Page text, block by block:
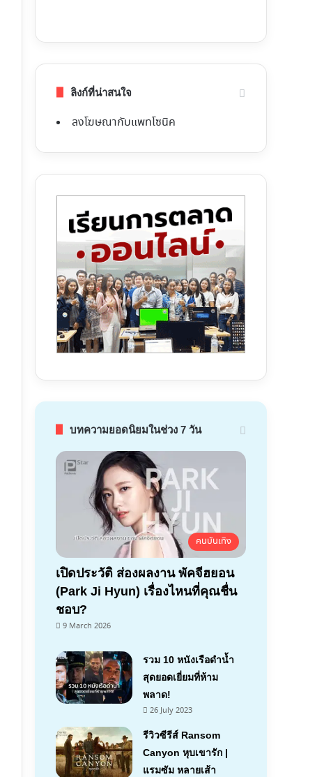
ลิงก์ที่น่าสนใจ
ลงโฆษณากับแพทโซนิค
บทความยอดนิยมในช่วง 7 วัน
คนบันเทิง
เปิดประวัติ ส่องผลงาน พัคจีฮยอน
(Park Ji Hyun) เรื่องไหนที่คุณชื่น
ชอบ?
9 March 2026
รวม 10 หนังเรือดำน้ำ
สุดยอดเยี่ยมที่ห้าม
พลาด!
26 July 2023
7.1
รีวิวซีรีส์ Ransom
Canyon หุบเขารัก |
แรมซัม หลายเส้า